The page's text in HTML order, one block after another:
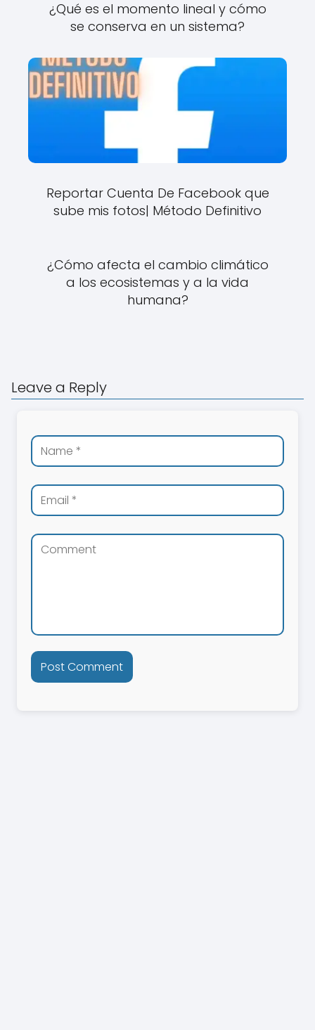
¿Qué es el momento lineal y cómo
se conserva en un sistema?
Reportar Cuenta De Facebook que
sube mis fotos| Método Definitivo
¿Cómo afecta el cambio climático
a los ecosistemas y a la vida
humana?
Leave a Reply